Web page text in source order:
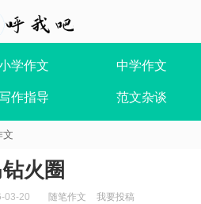
学作文 中学作文
作指导 范文杂谈
文
火圈
03-20 随笔作文 我要投稿